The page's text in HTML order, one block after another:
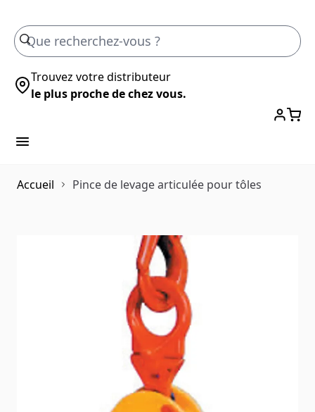
Trouvez votre distributeur
le plus proche de chez vous.
Accueil Pince de levage articulée pour tôles